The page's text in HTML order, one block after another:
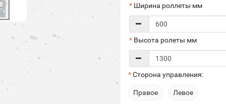
Ширина роллеты мм
Высота ролеты мм
Сторона управления:
Правое Левое